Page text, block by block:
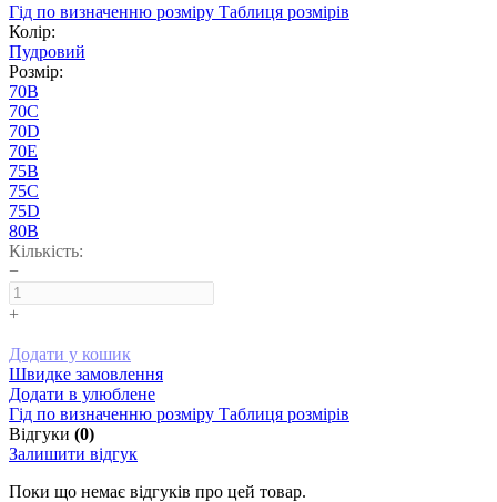
Гід по визначенню розміру Таблиця розмірів
Колір:
Пудровий
Розмір:
70B
70C
70D
70E
75B
75C
75D
80B
Кількість:
−
+
Додати у кошик
Швидке замовлення
Додати в улюблене
Гід по визначенню розміру Таблиця розмірів
Відгуки (0)
Залишити відгук
Поки що немає відгуків про цей товар.